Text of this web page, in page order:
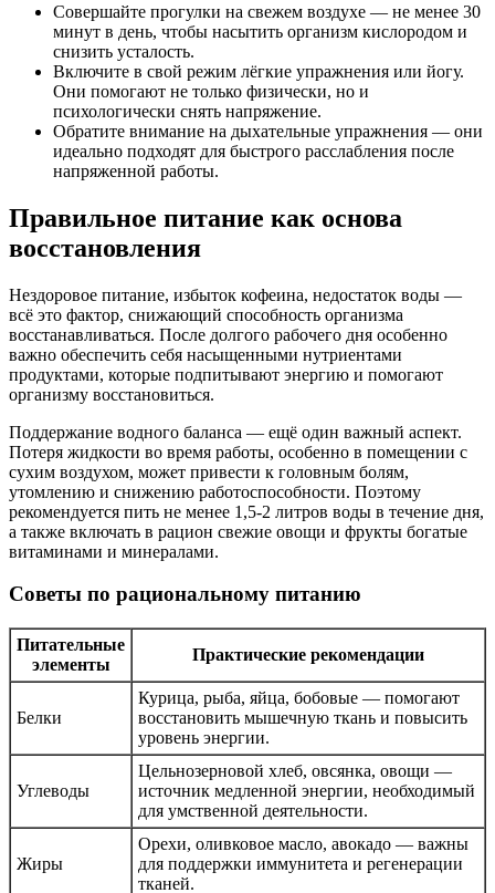
Совершайте прогулки на свежем воздухе — не менее 30
минут в день, чтобы насытить организм кислородом и
снизить усталость.
Включите в свой режим лёгкие упражнения или йогу.
Они помогают не только физически, но и
психологически снять напряжение.
Обратите внимание на дыхательные упражнения — они
идеально подходят для быстрого расслабления после
напряженной работы.
Правильное питание как основа
восстановления
Нездоровое питание, избыток кофеина, недостаток воды —
всё это фактор, снижающий способность организма
восстанавливаться. После долгого рабочего дня особенно
важно обеспечить себя насыщенными нутриентами
продуктами, которые подпитывают энергию и помогают
организму восстановиться.
Поддержание водного баланса — ещё один важный аспект.
Потеря жидкости во время работы, особенно в помещении с
сухим воздухом, может привести к головным болям,
утомлению и снижению работоспособности. Поэтому
рекомендуется пить не менее 1,5-2 литров воды в течение дня,
а также включать в рацион свежие овощи и фрукты богатые
витаминами и минералами.
Советы по рациональному питанию
Питательные
элементы
Практические рекомендации
Белки
Курица, рыба, яйца, бобовые — помогают
восстановить мышечную ткань и повысить
уровень энергии.
Углеводы
Цельнозерновой хлеб, овсянка, овощи —
источник медленной энергии, необходимый
для умственной деятельности.
Жиры
Орехи, оливковое масло, авокадо — важны
для поддержки иммунитета и регенерации
тканей.